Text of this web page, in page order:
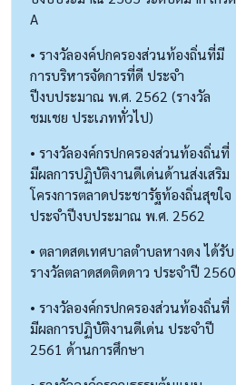
A
• รางวัลองค์ปกครองส่วนท้องถิ่นที่มี
การบริหารจัดการที่ดี ประจำ
ปีงบประมาณ พ.ศ. 2562 (รางวัล
ชมเชย ประเภททั่วไป)
• รางวัลองค์กรปกครองส่วนท้องถิ่นที่
มีผลการปฏิบัติงานดีเด่นด้านส่งเสริม
โครงการตลาดประชารัฐท้องถิ่นสุขใจ
ประจำปีงบประมาณ พ.ศ. 2562
• ตลาดสดเทศบาลตำบลหางดง ได้รับ
รางวัลตลาดสดติดดาว ประจำปี 2560
• รางวัลองค์กรปกครองส่วนท้องถิ่นที่
มีผลการปฏิบัติงานดีเด่น ประจำปี
2561 ด้านการศึกษา